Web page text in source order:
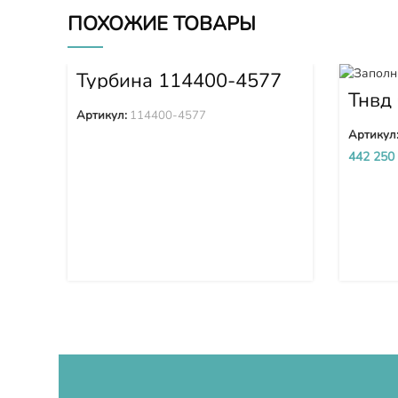
ПОХОЖИЕ ТОВАРЫ
Турбина 114400-4577
Артикул: 114400-4577
Артикул:
442 250